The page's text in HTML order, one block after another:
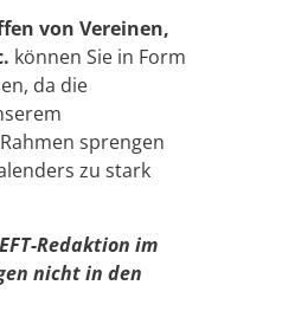
von Vereinen,
können Sie in Form
da die
sprengen
zu stark
Redaktion im
nicht in den